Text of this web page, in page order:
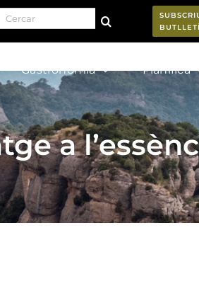
Search for:
BUTLLETÍ
Gastronomia Planifica
a